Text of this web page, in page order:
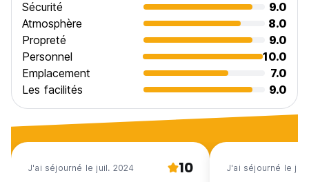
Sécurité
9.0
Atmosphère
8.0
Propreté
9.0
Personnel
10.0
Emplacement
7.0
Les facilités
9.0
J'ai séjourné le juil. 2024 10 J'ai séjourné le